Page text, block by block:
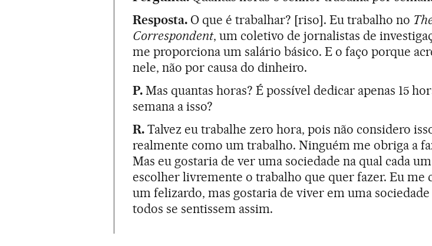
Resposta. O que é trabalhar? [riso]. Eu trabalho no
Correspondent, um coletivo de jornalistas de
me proporciona um salário básico. E o faço porque
nele, não por causa do dinheiro.
P. Mas quantas horas? É possível dedicar apenas 15
semana a isso?
R. Talvez eu trabalhe zero hora, pois não considero
realmente como um trabalho. Ninguém me obriga a
Mas eu gostaria de ver uma sociedade na qual cada
escolher livremente o trabalho que quer fazer. Eu me
um felizardo, mas gostaria de viver em uma
todos se sentissem assim.